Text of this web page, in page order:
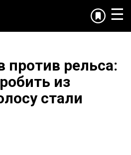
☰
против рельса:
из
стали